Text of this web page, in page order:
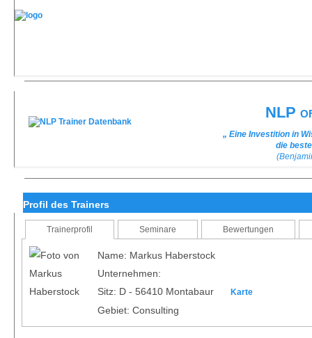
NLP
„ Eine Investition in
die
Profil des Trainers
Trainerprofil Seminare Bewertungen
Name: Markus Haberstock
Unternehmen:
Sitz: D - 56410 Montabaur
Karte
Gebiet: Consulting